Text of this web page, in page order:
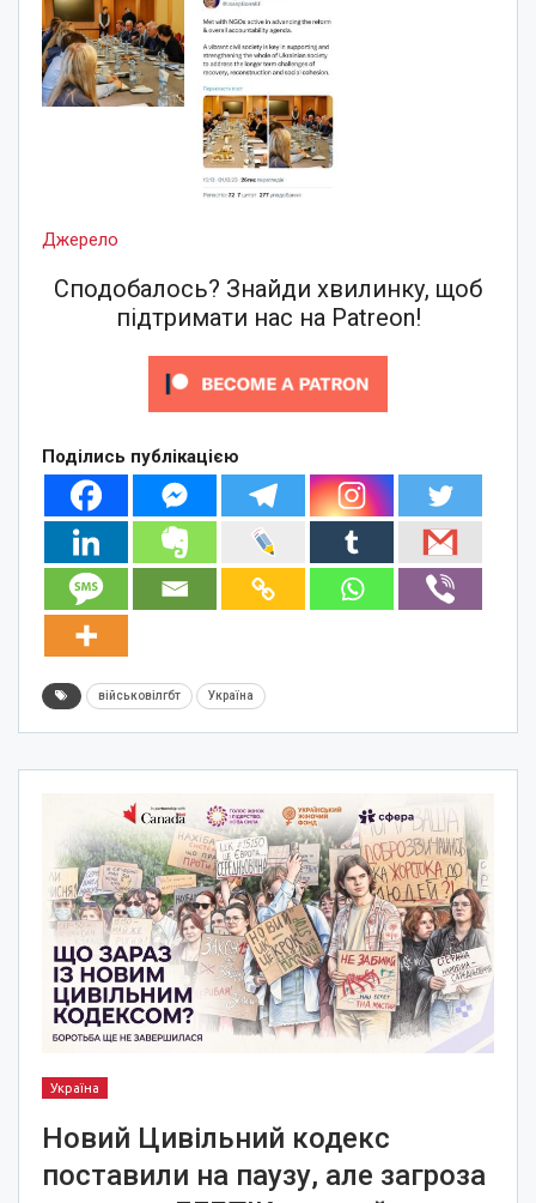
Джерело
Сподобалось? Знайди хвилинку, щоб
підтримати нас на Patreon!
Поділись публікацією
військовілгбт Україна
Україна
Новий Цивільний кодекс
поставили на паузу, але загроза